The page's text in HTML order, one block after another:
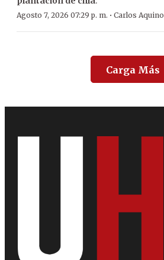
Agosto 7, 2026 07:29 p. m. · Carlos Aquino
Carga Más